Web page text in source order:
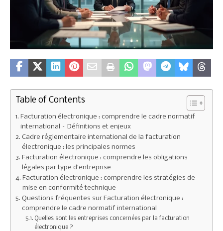
Table of Contents
Facturation électronique : comprendre le cadre normatif
international – Définitions et enjeux
Cadre réglementaire international de la facturation
électronique : les principales normes
Facturation électronique : comprendre les obligations
légales par type d’entreprise
Facturation électronique : comprendre les stratégies de
mise en conformité technique
Questions fréquentes sur Facturation électronique :
comprendre le cadre normatif international
Quelles sont les entreprises concernées par la facturation
électronique ?